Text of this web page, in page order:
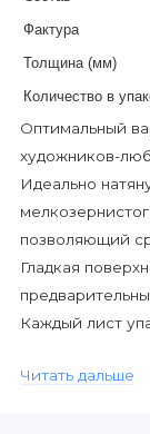
Фактура
Толщина (мм)
Количество в
Оптимальный
художников-
Идеально
позволяющий
Гладкая
Каждый лист
Читать дальше